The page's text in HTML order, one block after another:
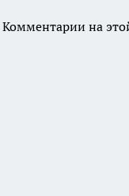
Комментарии на